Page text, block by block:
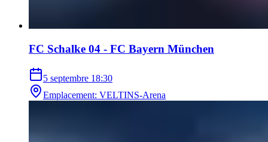
FC Schalke 04 - FC Bayern München
5 septembre 18:30
Emplacement: VELTINS-Arena